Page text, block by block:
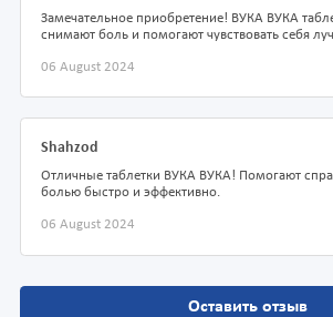
Замечательное приобретение! ВУКА ВУКА
снимают боль и помогают чувствовать себя
06 August 2024
Shahzod
Отличные таблетки ВУКА ВУКА! Помогают
болью быстро и эффективно.
06 August 2024
Оставить отзыв